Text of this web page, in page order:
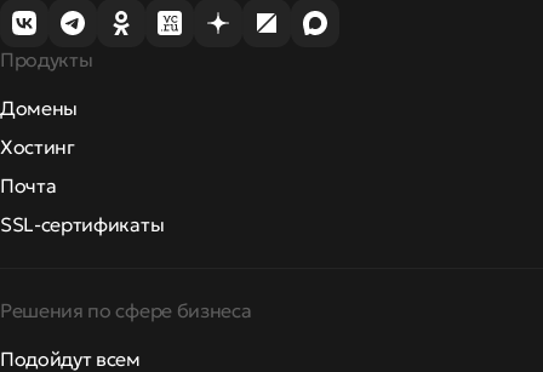
Продукты
Домены
Хостинг
Почта
SSL-сертификаты
Решения по сфере бизнеса
Подойдут всем